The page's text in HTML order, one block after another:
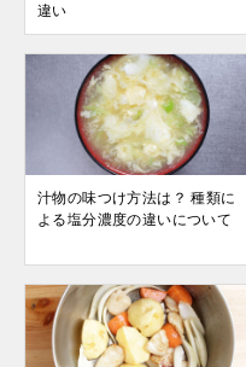
違い
汁物の味つけ方法は？ 種類に
よる塩分濃度の違いについて